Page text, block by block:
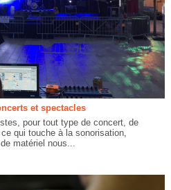
et spectacles
pour tout type de concert, de
qui touche à la sonorisation,
matériel nous...